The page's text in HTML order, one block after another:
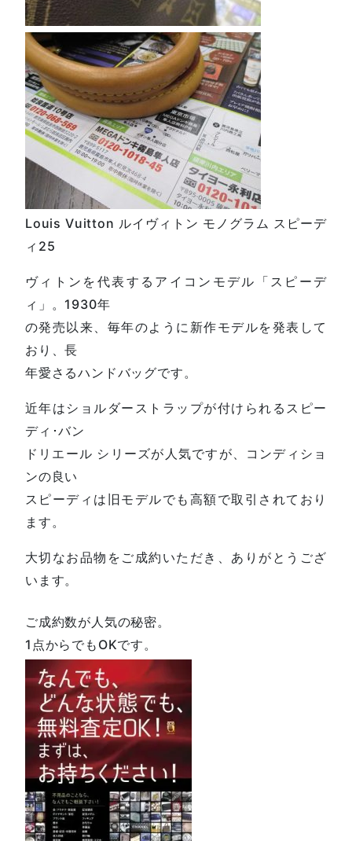
Louis Vuitton ルイヴィトン モノグラム スピーデ
ィ25
ヴィトンを代表するアイコンモデル「スピーデ
ィ」。1930年
の発売以来、毎年のように新作モデルを発表して
おり、長
年愛さるハンドバッグです。
近年はショルダーストラップが付けられるスピー
ディ･バン
ドリエール シリーズが人気ですが、コンディショ
ンの良い
スピーディは旧モデルでも高額で取引されており
ます。
大切なお品物をご成約いただき、ありがとうござ
います。
ご成約数が人気の秘密。
1点からでもOKです。